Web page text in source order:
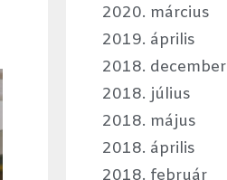
2020. március
2019. április
2018. december
2018. július
2018. május
2018. április